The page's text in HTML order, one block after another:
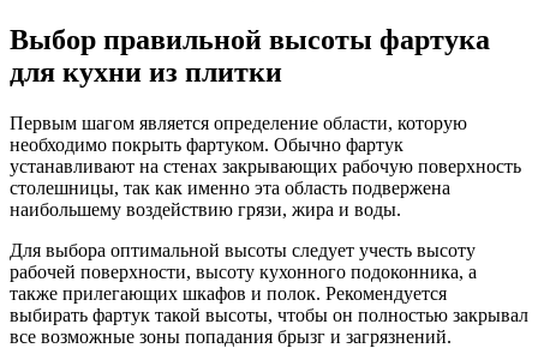
Выбор правильной высоты фартука
для кухни из плитки
Первым шагом является определение области, которую
необходимо покрыть фартуком. Обычно фартук
устанавливают на стенах закрывающих рабочую поверхность
столешницы, так как именно эта область подвержена
наибольшему воздействию грязи, жира и воды.
Для выбора оптимальной высоты следует учесть высоту
рабочей поверхности, высоту кухонного подоконника, а
также прилегающих шкафов и полок. Рекомендуется
выбирать фартук такой высоты, чтобы он полностью закрывал
все возможные зоны попадания брызг и загрязнений.